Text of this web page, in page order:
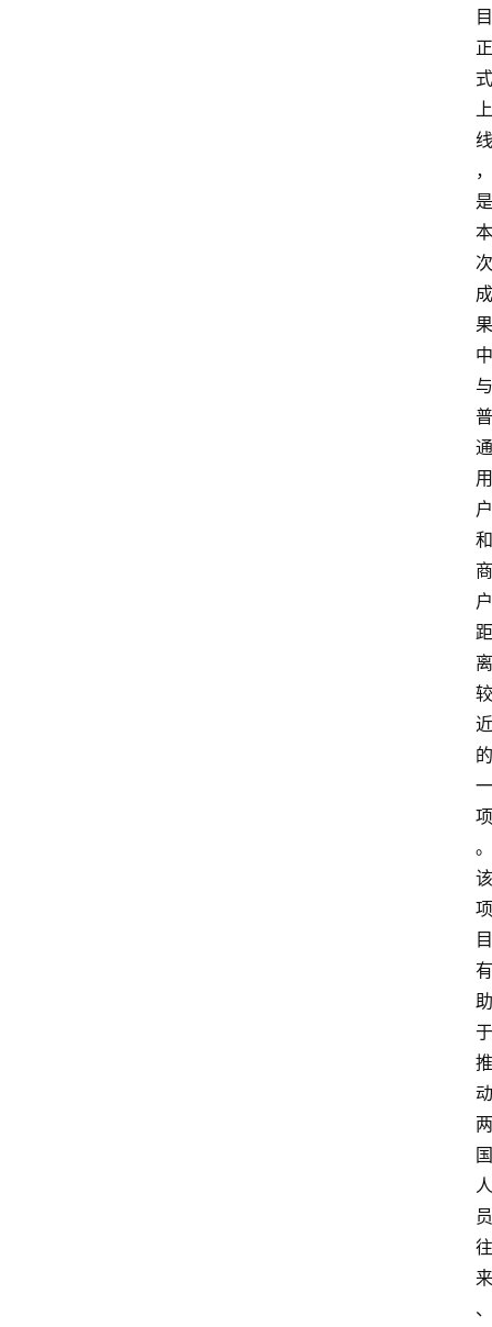
目
正
式
上
线
，
是
本
次
成
果
中
与
普
通
用
户
和
商
户
距
离
较
近
的
一
项
。
该
项
目
有
助
于
推
动
两
国
人
员
往
来
、